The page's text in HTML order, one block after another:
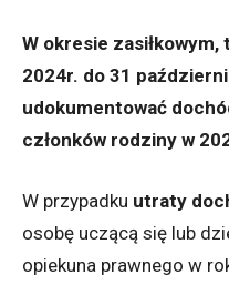
W okresie
2024r. do 31
udokumentować
członków rodziny w
W przypadku utraty
osobę uczącą się lub
opiekuna prawnego w